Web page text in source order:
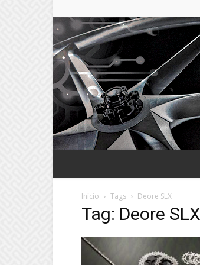
Início Tags Deore SLX
Tag: Deore SLX